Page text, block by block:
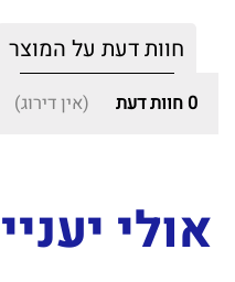
חוות דעת על המוצר
0 חוות דעת (אין דירוג)
אולי